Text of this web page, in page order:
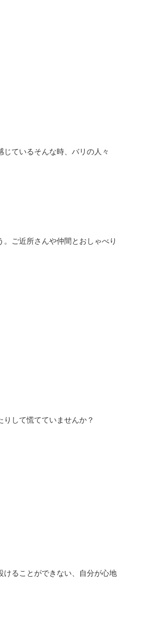
ているそんな時、バリの人々
ご近所さんや仲間とおしゃべり
して慌てていませんか？
けることができない、自分が心地